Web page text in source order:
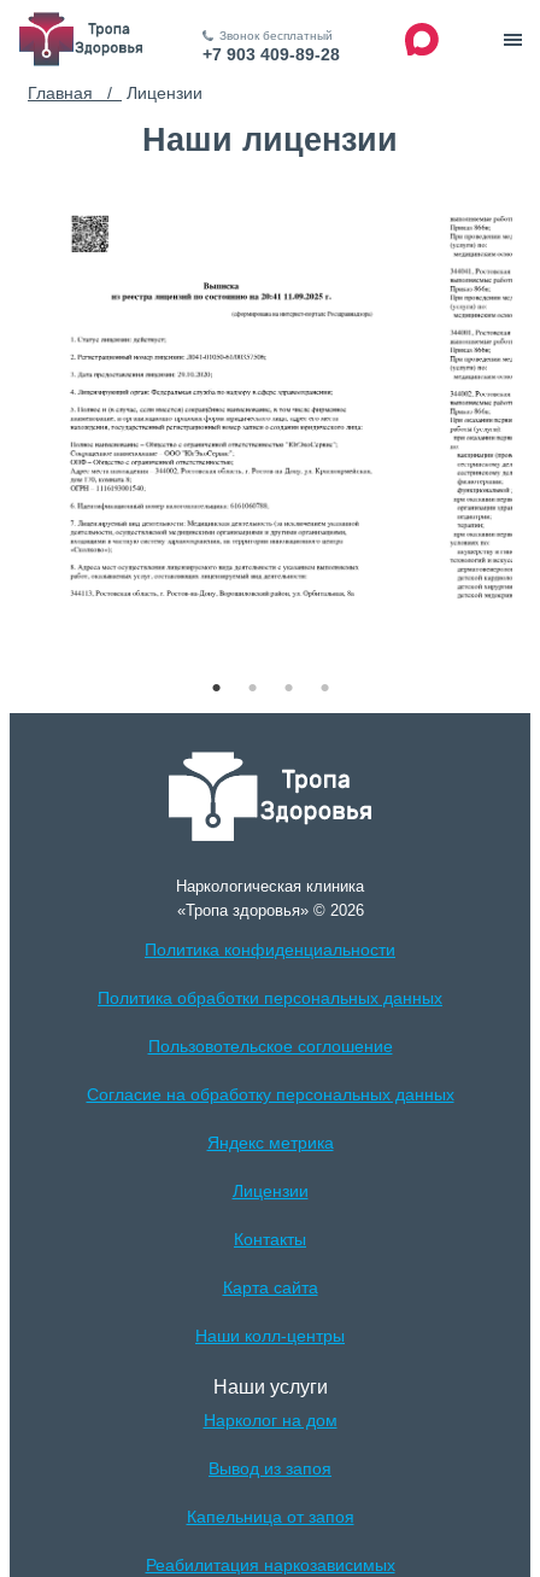
Звонок бесплатный
+7 903 409-89-28
Главная / Лицензии
Наши лицензии
Наркологическая клиника
«Тропа здоровья» © 2026
Политика конфиденциальности
Политика обработки персональных данных
Пользовотельское соглошение
Согласие на обработку персональных данных
Яндекс метрика
Лицензии
Контакты
Карта сайта
Наши колл-центры
Наши услуги
Нарколог на дом
Вывод из запоя
Капельница от запоя
Реабилитация наркозависимых